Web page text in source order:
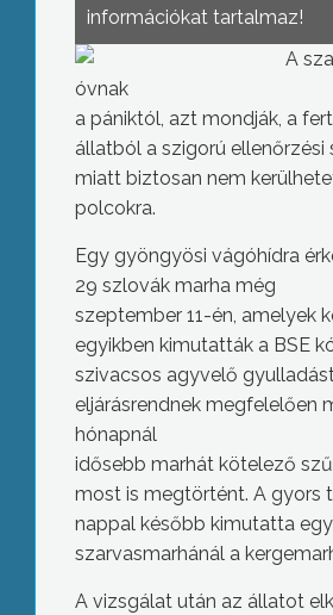
információkat tartalmaz!
A
óvnak
a pániktól, azt mondják, a
állatból a szigorú ellenőrzési
miatt biztosan nem
polcokra.
Egy gyöngyösi vágóhídra
29 szlovák marha még
szeptember 11-én, amelyek
egyikben kimutatták a BSE
szivacsos agyvelő
eljárásrendnek megfelelően
hónapnál
idősebb marhát kötelező
most is megtörtént. A gyors
nappal később kimutatta egy
szarvasmarhánál a
A vizsgálat után az állatot